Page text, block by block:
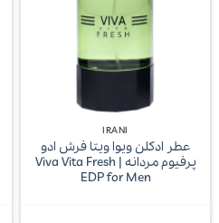
IRANI
عطر ادکلن ویوا ویتا فرش ادو
پرفیوم مردانه | Viva Vita Fresh
EDP for Men